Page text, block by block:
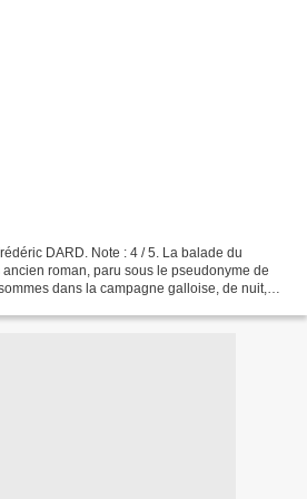
DARD. Note : 4 / 5. La balade du
roman, paru sous le pseudonyme de
dans la campagne galloise, de nuit,